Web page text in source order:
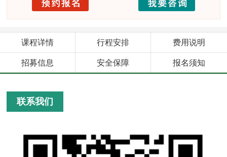
课程详情 行程安排 费用说明
招募信息 安全保障 报名须知
联系我们